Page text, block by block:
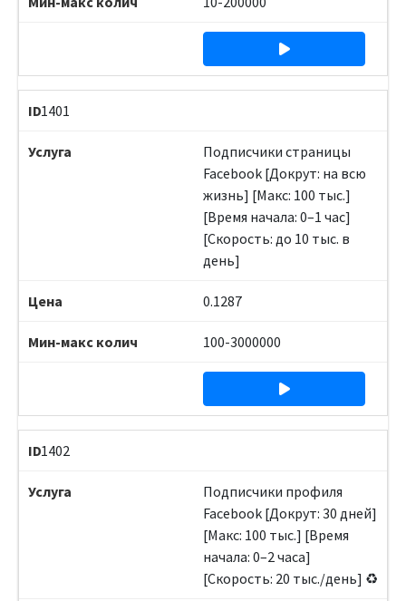
1401
Подписчики страницы
Facebook [Докрут: на всю
жизнь] [Макс: 100 тыс.]
[Время начала: 0–1 час]
[Скорость: до 10 тыс. в
день]
0.1287
100-3000000
1402
Подписчики профиля
Facebook [Докрут: 30 дней]
[Макс: 100 тыс.] [Время
начала: 0–2 часа]
[Скорость: 20 тыс./день] ♻️